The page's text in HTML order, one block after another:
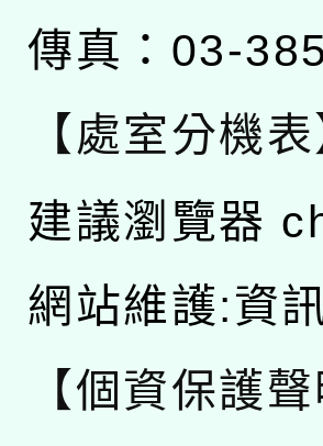
傳真：03-
【處室分機表
建議瀏覽器
網站維護:資
【個資保護聲